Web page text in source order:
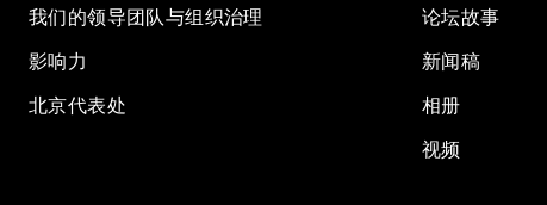
我们的领导团队与组织治理
影响力
北京代表处
论坛故事
新闻稿
相册
视频